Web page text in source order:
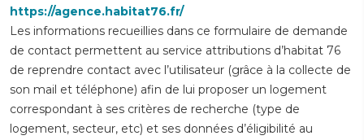
https://agence.habitat76.fr/
Les informations recueillies dans ce formulaire de demande
de contact permettent au service attributions d’habitat 76
de reprendre contact avec l’utilisateur (grâce à la collecte de
son mail et téléphone) afin de lui proposer un logement
correspondant à ses critères de recherche (type de
logement, secteur, etc) et ses données d’éligibilité au